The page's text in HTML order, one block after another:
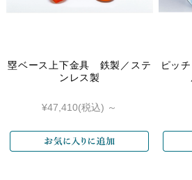
塁ベース上下金具 鉄製／ステ
ンレス製
¥47,410(税込) ～
ピッ